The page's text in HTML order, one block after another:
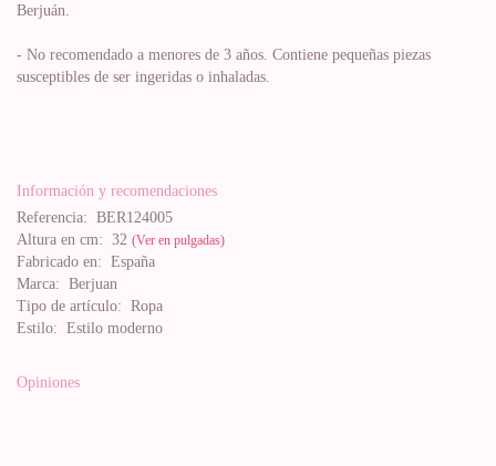
Berjuán.
- No recomendado a menores de 3 años. Contiene pequeñas piezas
susceptibles de ser ingeridas o inhaladas.
Información y recomendaciones
Referencia: BER124005
Altura en cm: 32 (Ver en pulgadas)
Fabricado en: España
Marca: Berjuan
Tipo de artículo: Ropa
Estilo: Estilo moderno
Opiniones